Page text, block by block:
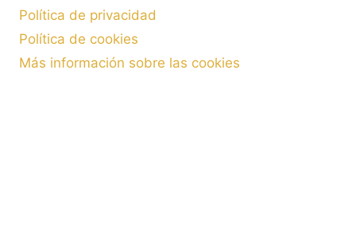
Política de privacidad
Política de cookies
Más información sobre las cookies